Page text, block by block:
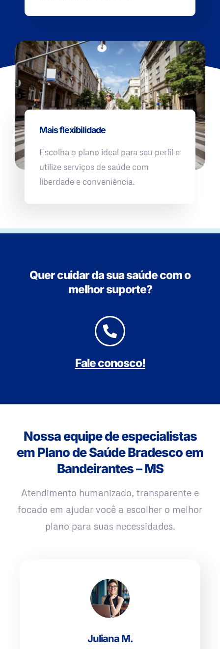
Mais flexibilidade
Escolha o plano ideal para seu perfil e
utilize serviços de saúde com
liberdade e conveniência.
Quer cuidar da sua saúde com o
melhor suporte?
Fale conosco!
Nossa equipe de especialistas
em Plano de Saúde Bradesco em
Bandeirantes – MS
Atendimento humanizado, transparente e
focado em ajudar você a escolher o melhor
plano para suas necessidades.
Juliana M.